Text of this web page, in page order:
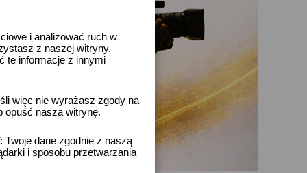
i analizować ruch w
z naszej witryny,
te informacje z innymi
więc nie wyrażasz zgody na
opuść naszą witrynę.
dane zgodnie z naszą
i sposobu przetwarzania